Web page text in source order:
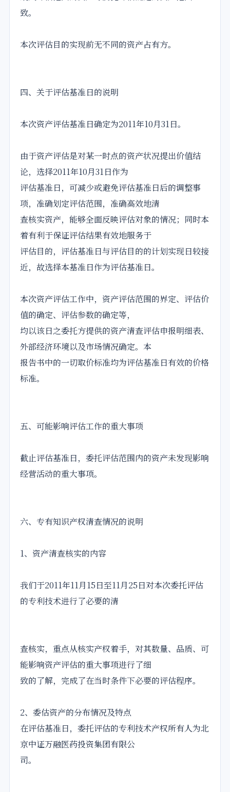
致。
本次评估目的实现前无不同的资产占有方。
四、关于评估基准日的说明
本次资产评估基准日确定为2011年10月31日。
由于资产评估是对某一时点的资产状况提出价值结
论，选择2011年10月31日作为
评估基准日，可减少或避免评估基准日后的调整事
项，准确划定评估范围，准确高效地清
查核实资产，能够全面反映评估对象的情况；同时本
着有利于保证评估结果有效地服务于
评估目的，评估基准日与评估目的的计划实现日较接
近，故选择本基准日作为评估基准日。
本次资产评估工作中，资产评估范围的界定、评估价
值的确定、评估参数的确定等，
均以该日之委托方提供的资产清查评估申报明细表、
外部经济环境以及市场情况确定。本
报告书中的一切取价标准均为评估基准日有效的价格
标准。
五、可能影响评估工作的重大事项
截止评估基准日，委托评估范围内的资产未发现影响
经营活动的重大事项。
六、专有知识产权清查情况的说明
1、资产清查核实的内容
我们于2011年11月15日至11月25日对本次委托评估
的专利技术进行了必要的清
查核实，重点从核实产权着手，对其数量、品质、可
能影响资产评估的重大事项进行了细
致的了解，完成了在当时条件下必要的评估程序。
2、委估资产的分布情况及特点
在评估基准日，委托评估的专利技术产权所有人为北
京中证万融医药投资集团有限公
司。